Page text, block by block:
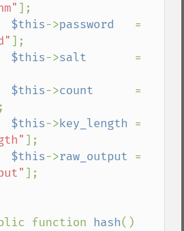
];
$this->password
];
$this->salt
$this->count
$this->key_length
];
$this->raw_output
];
public function
hash()